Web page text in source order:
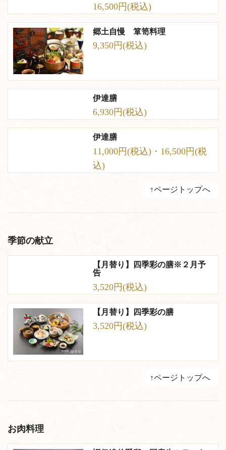
16,500円(税込)
郷土自慢 箪笥料理
9,350円(税込)
伊達膳
6,930円(税込)
伊達膳
11,000円(税込)・16,500円(税
込)
↑ページトップへ
季節の献立
【月替り】四季彩の膳※２月予
告
3,520円(税込)
【月替り】四季彩の膳
3,520円(税込)
↑ページトップへ
お肉料理